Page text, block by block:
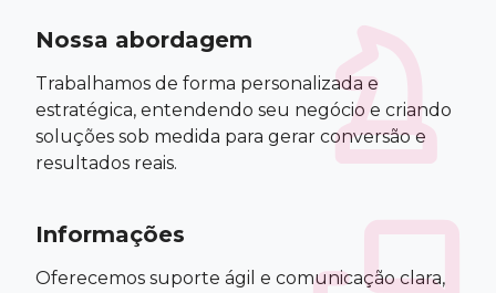
Nossa abordagem
Trabalhamos de forma personalizada e
estratégica, entendendo seu negócio e criando
soluções sob medida para gerar conversão e
resultados reais.
Informações
Oferecemos suporte ágil e comunicação clara,